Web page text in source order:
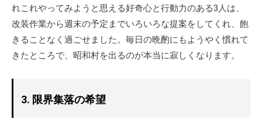
れこれやってみようと思える好奇心と行動力のある3人は、
改装作業から週末の予定までいろいろな提案をしてくれ、飽
きることなく過ごせました。毎日の晩酌にもようやく慣れて
きたところで、昭和村を出るのが本当に寂しくなります。
3. 限界集落の希望